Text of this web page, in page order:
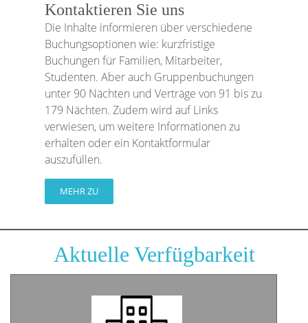
Kontaktieren Sie uns
Die Inhalte informieren über verschiedene
Buchungsoptionen wie: kurzfristige
Buchungen für Familien, Mitarbeiter,
Studenten. Aber auch Gruppenbuchungen
unter 90 Nächten und Verträge von 91 bis zu
179 Nächten. Zudem wird auf Links
verwiesen, um weitere Informationen zu
erhalten oder ein Kontaktformular
auszufüllen.
MEHR ZU
Aktuelle Verfügbarkeit